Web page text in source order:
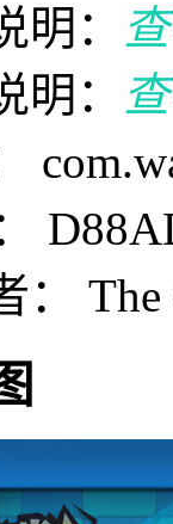
明：
明：
： The